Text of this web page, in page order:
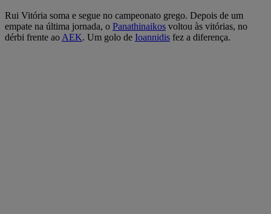
Rui Vitória soma e segue no campeonato grego. Depois de um
empate na última jornada, o Panathinaikos voltou às vitórias, no
dérbi frente ao AEK. Um golo de Ioannidis fez a diferença.